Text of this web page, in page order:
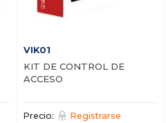
VIK01
KIT DE CONTROL DE
ACCESO
Precio: Registrarse